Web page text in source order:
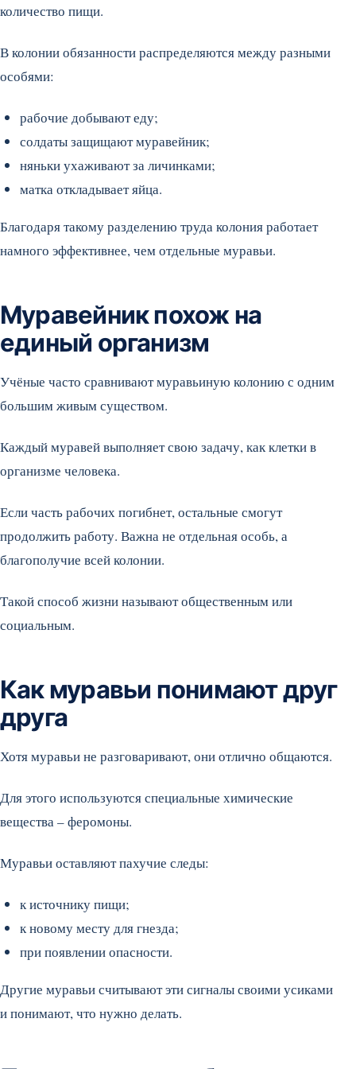
количество пищи.
В колонии обязанности распределяются между разными
особями:
рабочие добывают еду;
солдаты защищают муравейник;
няньки ухаживают за личинками;
матка откладывает яйца.
Благодаря такому разделению труда колония работает
намного эффективнее, чем отдельные муравьи.
Муравейник похож на
единый организм
Учёные часто сравнивают муравьиную колонию с одним
большим живым существом.
Каждый муравей выполняет свою задачу, как клетки в
организме человека.
Если часть рабочих погибнет, остальные смогут
продолжить работу. Важна не отдельная особь, а
благополучие всей колонии.
Такой способ жизни называют общественным или
социальным.
Как муравьи понимают друг
друга
Хотя муравьи не разговаривают, они отлично общаются.
Для этого используются специальные химические
вещества – феромоны.
Муравьи оставляют пахучие следы:
к источнику пищи;
к новому месту для гнезда;
при появлении опасности.
Другие муравьи считывают эти сигналы своими усиками
и понимают, что нужно делать.